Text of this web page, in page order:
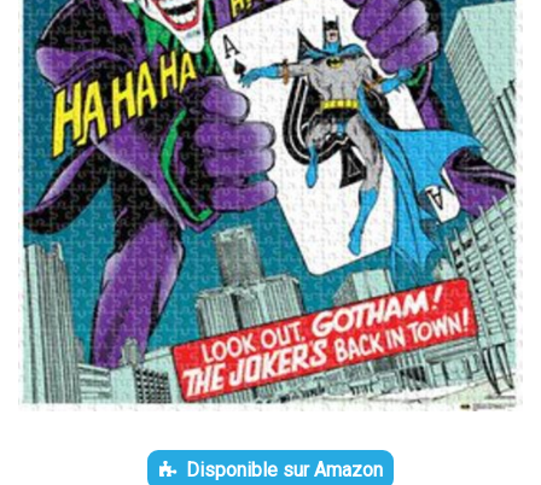
Disponible sur Amazon